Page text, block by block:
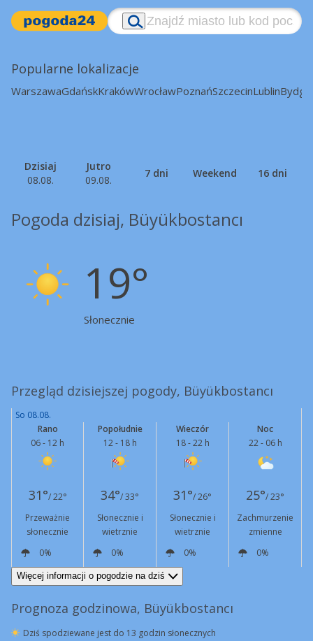
Popularne lokalizacje
WarszawaGdańskKrakówWrocławPoznańSzczecinLublin
Dzisiaj
08.08.
Jutro
09.08.
7 dni Weekend 16 dni
Pogoda dzisiaj, Büyükbostancı
19°
Słonecznie
Przegląd dzisiejszej pogody, Büyükbostancı
So 08.08.
Rano
06 - 12 h
Popołudnie
12 - 18 h
Wieczór
18 - 22 h
Noc
22 - 06 h
31°/ 22° 34°/ 33° 31°/ 26° 25°/ 23°
Przeważnie
słonecznie
Słonecznie i
wietrznie
Słonecznie i
wietrznie
Zachmurzenie
zmienne
0%
0% 0%
0%
N
8 km/h N
22 km/h
Podmuchy
47 km/h
Więcej informacji o pogodzie na dziś
Prognoza godzinowa, Büyükbostancı
Dziś spodziewane jest do 13 godzin słonecznych